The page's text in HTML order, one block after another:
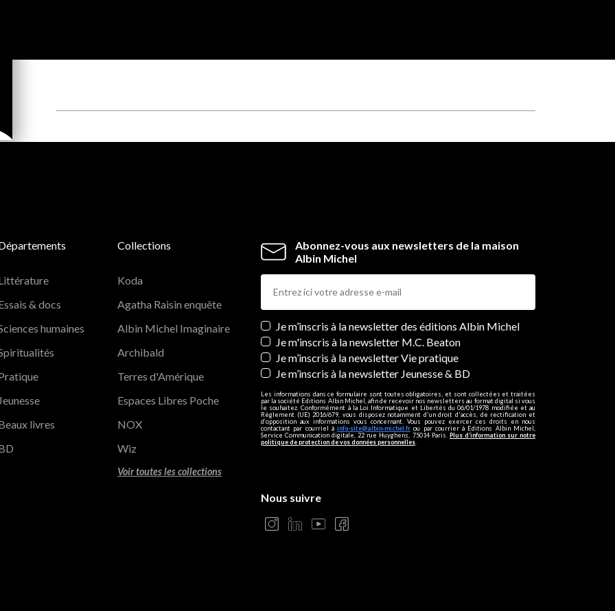
Abonnez-vous aux newsletters de la maison
Albin Michel
Newsletters
Je m’inscris à la newsletter des éditions Albin Michel
Je m'inscris à la newsletter M.C. Beaton
Je m’inscris à la newsletter Vie pratique
Je m’inscris à la newsletter Jeunesse & BD
Les informations dans ce formulaire sont toutes obligatoires, et sont collectées et traitées
par la société Editions Albin Michel, afin de recevoir nos newsletters au format digital si vous
le souhaitez. Conformément à la Loi Informatique et Libertés du 06/01/1978 modifiée et au
Règlement (UE) 2016/679, vous disposez notamment d'un droit d'accès, de rectification et
d’opposition aux informations vous concernant. Vous pouvez exercer ces droits en nous
contactant par courriel àinfo-site@albin-michel.fr ou par courrier à Editions Albin Michel,
Service Communication digitale, 22 rue Huyghens, 75014 Paris. Plus d’information sur notre
politique de protection de vos données personnelles
& docs
humaines
Jeunesse
livres
Collections
Koda
Agatha Raisin enquête
Albin Michel Imaginaire
Archibald
Terres d'Amérique
Espaces Libres Poche
NOX
Wiz
Voir toutes les collections
Nous suivre